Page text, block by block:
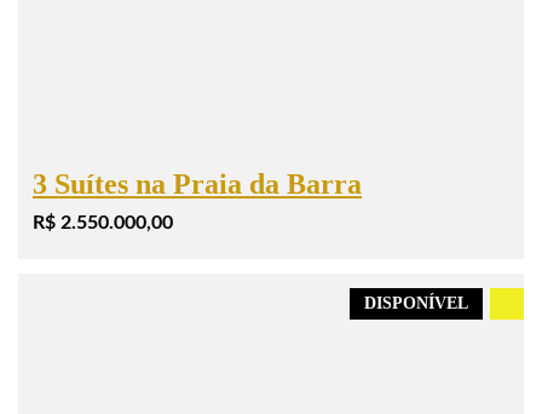
3 Suítes na Praia da Barra
R$ 2.550.000,00
DISPONÍVEL